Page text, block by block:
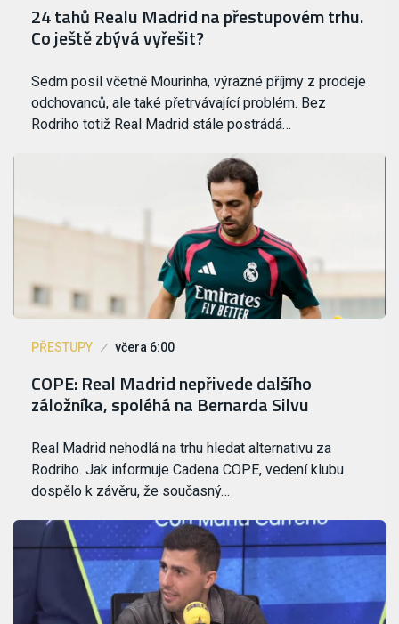
24 tahů Realu Madrid na přestupovém trhu.
Co ještě zbývá vyřešit?
Sedm posil včetně Mourinha, výrazné příjmy z prodeje
odchovanců, ale také přetrvávající problém. Bez
Rodriho totiž Real Madrid stále postrádá…
PŘESTUPY včera 6:00
COPE: Real Madrid nepřivede dalšího
záložníka, spoléhá na Bernarda Silvu
Real Madrid nehodlá na trhu hledat alternativu za
Rodriho. Jak informuje Cadena COPE, vedení klubu
dospělo k závěru, že současný…